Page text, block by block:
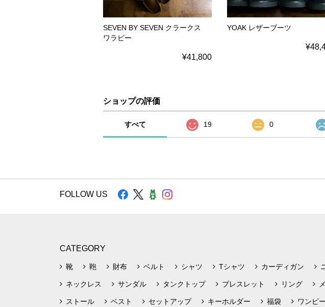
SEVEN BY SEVEN クラークス
ワラビー
¥41,800
YOAK レザーブーツ
ショップの評価
すべて 19 0
FOLLOW US
CATEGORY
靴 鞄 財布 ベルト シャツ Tシャツ カーディガン
ネックレス サンダル タンクトップ ブレスレット リング
ストール ベスト セットアップ キーホルダー 福袋 ワンピ